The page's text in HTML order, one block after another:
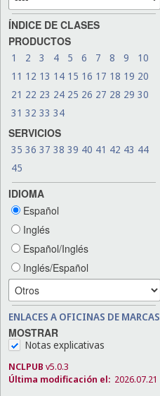
ÍNDICE DE CLASES
PRODUCTOS
1 2 3 4 5 6 7 8 9
10
11 12 13 14 15 16 17 18 19 20
21 22 23 24 25 26 27 28 29 30
31 32 33 34
SERVICIOS
35 36 37 38 39 40 41 42 43 44
45
IDIOMA
Español
Inglés
Español/Inglés
Inglés/Español
ENLACES A OFICINAS DE MARCAS
MOSTRAR
Notas explicativas
NCLPUB v5.0.3
Última modificación el: 2026.07.21